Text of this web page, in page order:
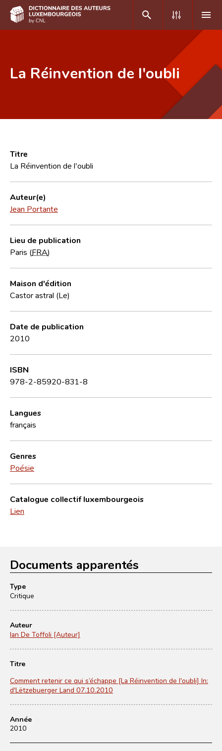
Foire aux questions
CNL
Équipe scientifique
Contact
La Réinvention de l'oubli
Titre
La Réinvention de l'oubli
Auteur(e)
Jean Portante
Lieu de publication
Paris (FRA)
Maison d'édition
Castor astral (Le)
Date de publication
2010
ISBN
978-2-85920-831-8
Langues
français
Genres
Poésie
Catalogue collectif luxembourgeois
Lien
Documents apparentés
Type
Critique
Auteur
Ian De Toffoli [Auteur]
Titre
Comment retenir ce qui s’échappe [La Réinvention de l'oubli] In:
d'Lëtzebuerger Land 07.10.2010
Année
2010